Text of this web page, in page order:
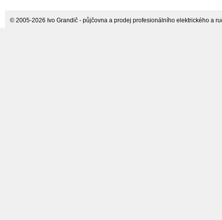
© 2005-2026 Ivo Grandič - půjčovna a prodej profesionálního elektrického a